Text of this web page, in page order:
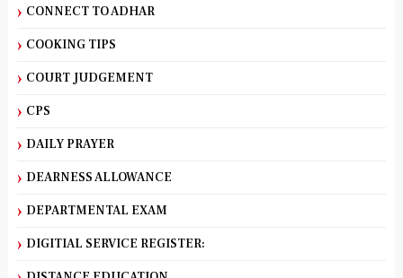
CONNECT TO ADHAR
COOKING TIPS
COURT JUDGEMENT
CPS
DAILY PRAYER
DEARNESS ALLOWANCE
DEPARTMENTAL EXAM
DIGITIAL SERVICE REGISTER: